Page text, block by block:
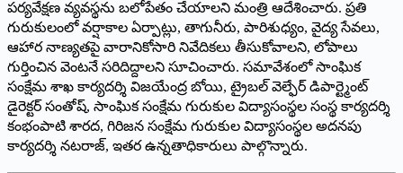
పర్యవేక్షణ వ్యవస్థను బలోపేతం చేయాలని మంత్రి ఆదేశించారు. ప్రతి
గురుకులంలో వర్షాకాల ఏర్పాట్లు, తాగునీరు, పారిశుధ్యం, వైద్య సేవలు,
ఆహార నాణ్యతపై వారానికోసారి నివేదికలు తీసుకోవాలని, లోపాలు
గుర్తించిన వెంటనే సరిదిద్దాలని సూచించారు. సమావేశంలో సాంఘిక
సంక్షేమ శాఖ కార్యదర్శి విజయేంద్ర బోయి, ట్రైబల్ వెల్ఫేర్ డిపార్ట్మెంట్
డైరెక్టర్ సంతోష్, సాంఘిక సంక్షేమ గురుకుల విద్యాసంస్థల సంస్థ కార్యదర్శి
కంభంపాటి శారద, గిరిజన సంక్షేమ గురుకుల విద్యాసంస్థల అదనపు
కార్యదర్శి నటరాజ్, ఇతర ఉన్నతాధికారులు పాల్గొన్నారు.